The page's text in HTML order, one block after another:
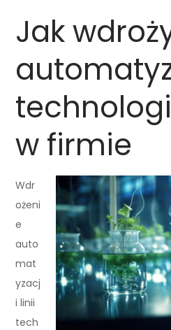
Jak
w firmie
Wdr
ożeni
e
auto
mat
yzacj
i linii
tech